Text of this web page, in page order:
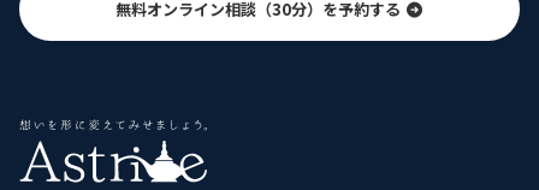
無料オンライン相談（30分）を予約する